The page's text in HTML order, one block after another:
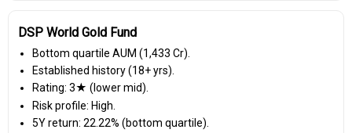
DSP World Gold Fund
Bottom quartile AUM (₹1,433 Cr).
Established history (18+ yrs).
Rating: 3★ (lower mid).
Risk profile: High.
5Y return: 22.22% (bottom quartile).